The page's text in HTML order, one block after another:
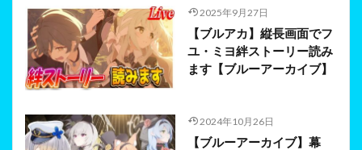
2025年9月27日
【ブルアカ】縦長画面でフ
ユ・ミヨ絆ストーリー読み
ます【ブルーアーカイブ】
2024年10月26日
【ブルーアーカイブ】幕